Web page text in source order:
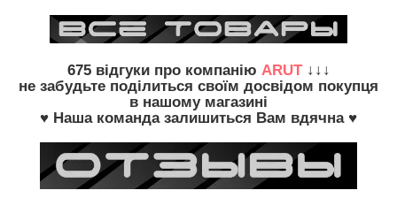
675 відгуки про компанію ARUT↓↓↓
не забудьте поділиться своїм досвідом покупця
в нашому магазині
♥ Наша команда залишиться Вам вдячна ♥